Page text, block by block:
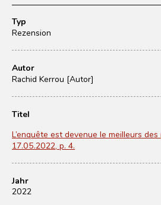
Typ
Rezension
Autor
Rachid Kerrou [Autor]
Titel
L’enquête est devenue le meilleurs des
17.05.2022, p. 4.
Jahr
2022